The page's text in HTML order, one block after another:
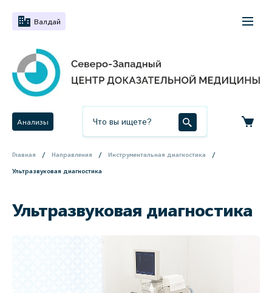
Валдай
Анализы
Главная Направления Инструментальная диагностика
Ультразвуковая диагностика
Ультразвуковая диагностика